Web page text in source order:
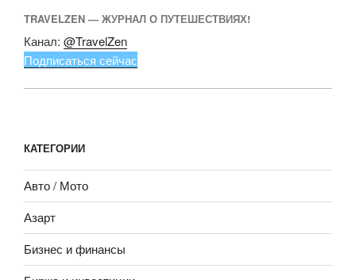
TRAVELZEN — ЖУРНАЛ О ПУТЕШЕСТВИЯХ!
Канал: @TravelZen
Подписаться сейчас
КАТЕГОРИИ
Авто / Мото
Азарт
Бизнес и финансы